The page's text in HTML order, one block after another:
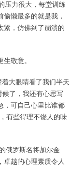
压力很大，每堂训练
懒最多的就是我，
紧，仿佛到了崩溃的
敬意。
大眼睛看了我们半天
候了，我还有心思写
，可自己心里比谁都
有些得理不饶人的味
俄罗斯名将加尔金
卓越的心理素质令人